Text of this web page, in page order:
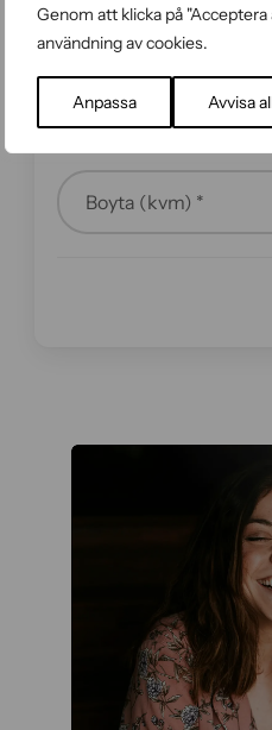
Genom att klicka på
användning av cookies.
Anpassa Avvisa
Boyta (kvm) *